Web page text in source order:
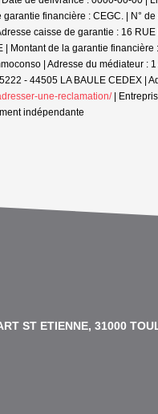
financière : CEGC. | N° de
caisse de garantie : 16 RUE
| Montant de la garantie financière
| Adresse du médiateur :
- 44505 LA BAULE CEDEX |
une-reclamation/|
indépendante
ST ETIENNE, 31000